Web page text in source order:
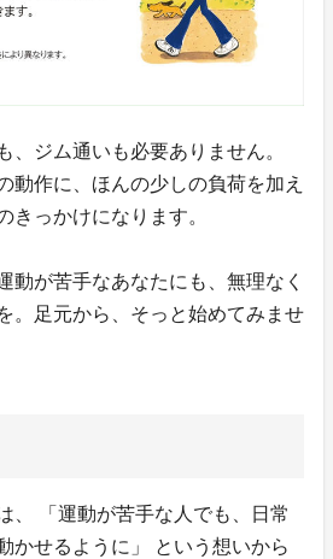
、ジム通いも必要ありません。
動作に、ほんの少しの負荷を加え
きっかけになります。
動が苦手なあなたにも、無理なく
。足元から、そっと始めてみませ
、 「運動が苦手な人でも、日常
かせるように」 という想いから